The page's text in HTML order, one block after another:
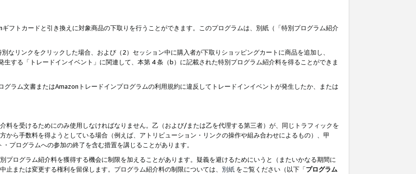
フトカードと引き換えに対象商品の下取りを行うことができます。このプログラムは、別紙（「特別プログラム紹介
なリンクをクリックした場合、および（2）セッション中に購入者が下取りショッピングカートに商品を追加し、
する「トレードインイベント」に関連して、本第 4 条（b）に記載された特別プログラム紹介料を得ることができま
ラム文書またはAmazonトレードインプログラムの利用規約に違反してトレードインイベントが発生したか、または
料を受けるためにのみ使用しなければなりません。乙（および/または乙を代理する第三者）が、同じトラフィックを
から手数料を得ようとしている場合（例えば、アトリビューション・リンクの操作や組み合わせによるもの）、甲
プログラムへの参加の終了を含む措置を講じることがあります。
プログラム紹介料を獲得する機会に制限を加えることがあります。疑義を避けるためにいうと（またいかなる期間に
または変更する権利を留保します。プログラム紹介料の制限については、 別紙 をご覧ください（以下「プログラム